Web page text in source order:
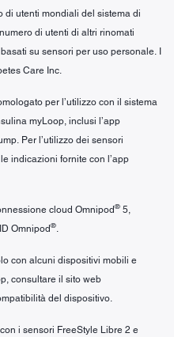
di utenti mondiali del sistema di
di utenti di altri rinomati
su sensori per uso personale. I
Care Inc.
per l’utilizzo con il sistema
myLoop, inclusi l’app
Per l’utilizzo dei sensori
indicazioni fornite con l’app
cloud Omnipod® 5,
Omnipod®.
con alcuni dispositivi mobili e
consultare il sito web
del dispositivo.
i sensori FreeStyle Libre 2 e